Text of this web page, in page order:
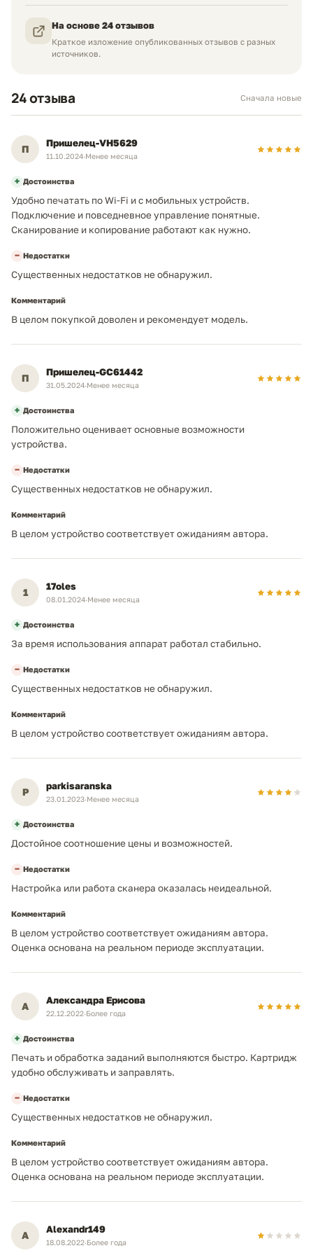
Neoprint_ykt@mail.ru
интерфейсы
Интерфейс USB USB 2.0 Hi-Speed
Беспроводная связь Wi-Fi 802.11b/g/n
дополнительная информация
ожидания)
Мобильная печать
Brother iPrint&Scan
Рекомендуемая месячная нагрузка
Функции безопасности
Габариты (ШхВхГ) 385x255x340 мм
Масса
Уровень шума (работа) 52 дБ(A)
Уровень шума (ожидание) —
На основе 24 отзывов
Краткое изложение опубликованных отзывов с разных
источников.
24 отзыва Сначала новые
П Пришелец-VH5629
11.10.2024·Менее месяца
+ Достоинства
Удобно печатать по Wi‑Fi и с мобильных устройств.
Подключение и повседневное управление понятные.
Сканирование и копирование работают как нужно.
− Недостатки
Существенных недостатков не обнаружил.
Комментарий
В целом покупкой доволен и рекомендует модель.
П Пришелец-GC61442
31.05.2024·Менее месяца
+ Достоинства
Положительно оценивает основные возможности
устройства.
− Недостатки
Существенных недостатков не обнаружил.
Комментарий
В целом устройство соответствует ожиданиям автора.
1 17oles
08.01.2024·Менее месяца
+ Достоинства
За время использования аппарат работал стабильно.
− Недостатки
Существенных недостатков не обнаружил.
Комментарий
В целом устройство соответствует ожиданиям автора.
P parkisaranska
23.01.2023·Менее месяца
+ Достоинства
Достойное соотношение цены и возможностей.
− Недостатки
Настройка или работа сканера оказалась неидеальной.
Комментарий
В целом устройство соответствует ожиданиям автора.
Оценка основана на реальном периоде эксплуатации.
А Александра Ерисова
22.12.2022·Более года
+ Достоинства
Печать и обработка заданий выполняются быстро. Картридж
удобно обслуживать и заправлять.
− Недостатки
Существенных недостатков не обнаружил.
Комментарий
В целом устройство соответствует ожиданиям автора.
Оценка основана на реальном периоде эксплуатации.
A Alexandr149
18.08.2022·Более года